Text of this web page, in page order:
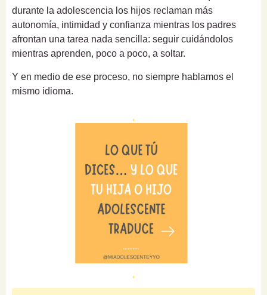
durante la adolescencia los hijos reclaman más
autonomía, intimidad y confianza mientras los padres
afrontan una tarea nada sencilla: seguir cuidándolos
mientras aprenden, poco a poco, a soltar.
Y en medio de ese proceso, no siempre hablamos el
mismo idioma.